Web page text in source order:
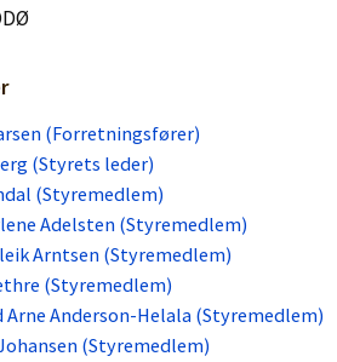
(Forretningsfører)
(Styrets leder)
(Styremedlem)
Adelsten (Styremedlem)
Arntsen (Styremedlem)
(Styremedlem)
Arne Anderson-Helala (Styremedlem)
(Styremedlem)